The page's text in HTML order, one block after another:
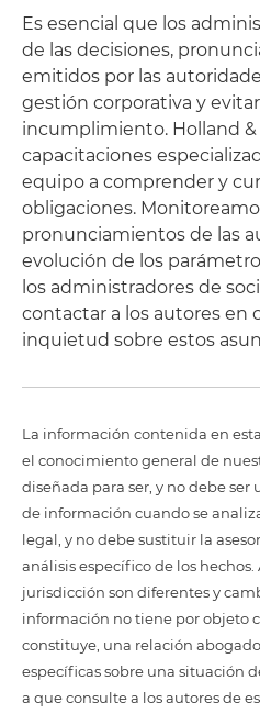
Es esencial que los
de las decisiones,
emitidos por las
gestión corporativa y
incumplimiento. Holland
capacitaciones
equipo a comprender y
obligaciones.
pronunciamientos de las
evolución de los
los administradores de
contactar a los autores en
inquietud sobre estos
La información contenida en
el conocimiento general de
diseñada para ser, y no debe
de información cuando se
legal, y no debe sustituir la
análisis específico de los hechos.
jurisdicción son diferentes y
información no tiene por objeto
constituye, una relación
específicas sobre una situación
a que consulte a los autores de